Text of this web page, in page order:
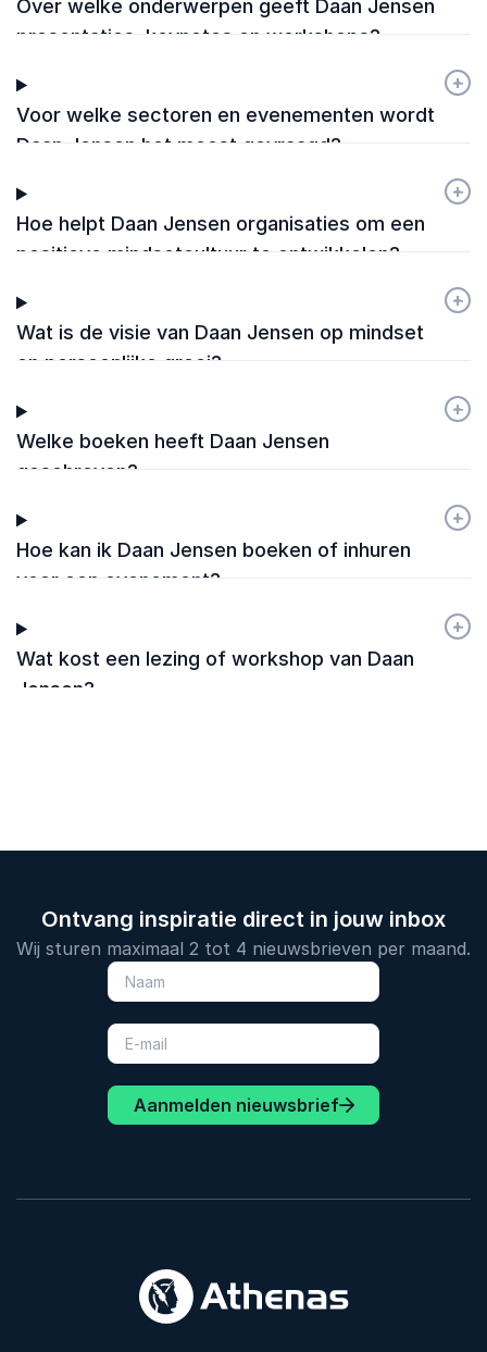
nagepraat over de lezing, de aanwezigen werden
erdoor aan het denken gezet. In het voorgesprek
Marjolein Blüm
Over welke onderwerpen geeft Daan Jensen
presentaties, keynotes en workshops?
Voor welke sectoren en evenementen wordt
Daan Jensen het meest gevraagd?
+
-
Hoe helpt Daan Jensen organisaties om een
positieve mindsetcultuur te ontwikkelen?
+
-
Wat is de visie van Daan Jensen op mindset
en persoonlijke groei?
+
-
Welke boeken heeft Daan Jensen
geschreven?
+
-
Hoe kan ik Daan Jensen boeken of inhuren
voor een evenement?
+
-
Wat kost een lezing of workshop van Daan
Jensen?
+
-
Ontvang inspiratie direct in jouw inbox
Wij sturen maximaal 2 tot 4 nieuwsbrieven per maand.
Aanmelden nieuwsbrief